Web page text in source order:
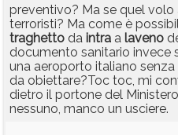
preventivo? Ma se quel
terroristi? Ma come è
traghetto da intra a laveno
documento sanitario invece
una aeroporto italiano
da obiettare?Toc toc, mi
dietro il portone del
nessuno, manco un usciere.